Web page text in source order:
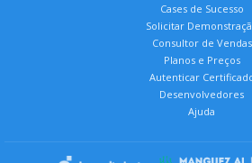
Cases de Sucesso
Solicitar
Consultor de Vendas
Planos e Preços
Autenticar
Desenvolvedores
Ajuda